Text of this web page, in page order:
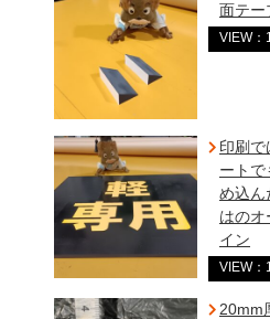
面テー
VIEW：
印刷で
ートで
め込ん
はの
イン
VIEW：
20mm